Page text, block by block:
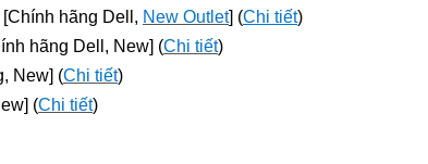
hãng Dell, New Outlet] (Chi tiết)
hãng Dell, New] (Chi tiết)
New] (Chi tiết)
(Chi tiết)